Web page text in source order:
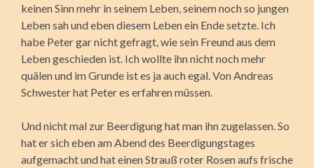
keinen Sinn mehr in seinem Leben, seinem noch so jungen
Leben sah und eben diesem Leben ein Ende setzte. Ich
habe Peter gar nicht gefragt, wie sein Freund aus dem
Leben geschieden ist. Ich wollte ihn nicht noch mehr
quälen und im Grunde ist es ja auch egal. Von Andreas
Schwester hat Peter es erfahren müssen.
Und nicht mal zur Beerdigung hat man ihn zugelassen. So
hat er sich eben am Abend des Beerdigungstages
aufgemacht und hat einen Strauß roter Rosen aufs frische